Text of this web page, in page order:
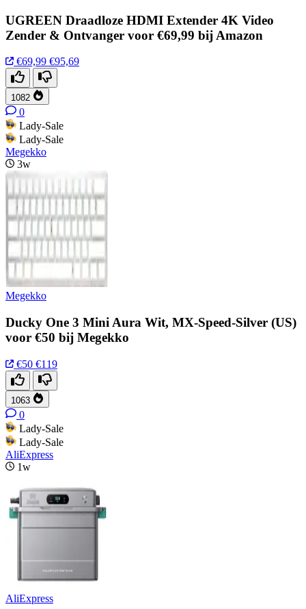
UGREEN Draadloze HDMI Extender 4K Video
Zender & Ontvanger voor €69,99 bij Amazon
€69,99 €95,69
1082
0
Lady-Sale
Lady-Sale
Megekko
3w
Megekko
Ducky One 3 Mini Aura Wit, MX-Speed-Silver (US)
voor €50 bij Megekko
€50 €119
1063
0
Lady-Sale
Lady-Sale
AliExpress
1w
AliExpress